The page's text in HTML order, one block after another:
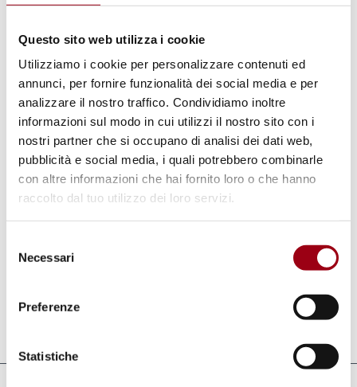
Questo sito web utilizza i cookie
Utilizziamo i cookie per personalizzare contenuti ed
annunci, per fornire funzionalità dei social media e per
analizzare il nostro traffico. Condividiamo inoltre
informazioni sul modo in cui utilizzi il nostro sito con i
nostri partner che si occupano di analisi dei dati web,
pubblicità e social media, i quali potrebbero combinarle
con altre informazioni che hai fornito loro o che hanno
raccolto dal tuo utilizzo dei loro servizi.
delNecessari
Preferenze
Statistiche
- la migliore condivisione delle informazioni,
delle conoscenze e delle risorse,
- la solidarietà attraverso il coordinamento e
le azioni congiunte,
- l’identificazione, lo sviluppo e l’incubazione
di nuove forme di resistenza e organizzazione.
for Civic Action e su CIVICUS consultare i link